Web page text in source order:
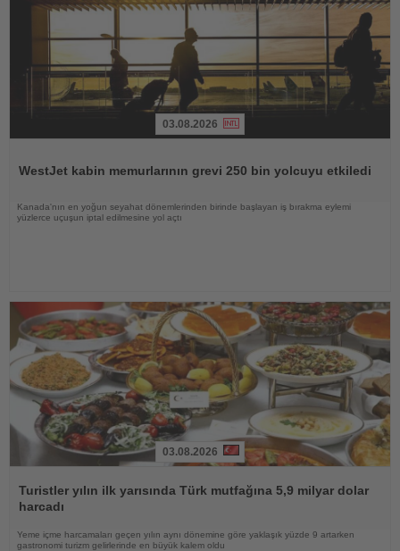
03.08.2026
WestJet kabin memurlarının grevi 250 bin yolcuyu etkiledi
Kanada'nın en yoğun seyahat dönemlerinden birinde başlayan iş bırakma eylemi
yüzlerce uçuşun iptal edilmesine yol açtı
Oku
03.08.2026
Turistler yılın ilk yarısında Türk mutfağına 5,9 milyar dolar
harcadı
Yeme içme harcamaları geçen yılın aynı dönemine göre yaklaşık yüzde 9 artarken
gastronomi turizm gelirlerinde en büyük kalem oldu